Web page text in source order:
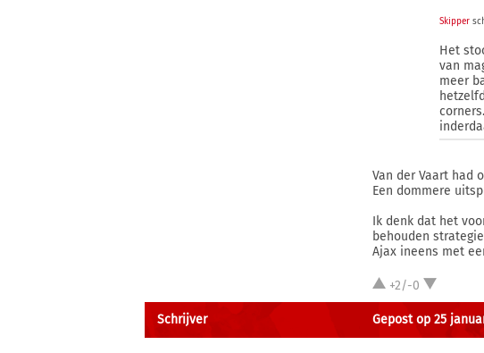
Skipper
Het
van
meer
Van der Vaart had
Een dommere
Ik denk dat het
behouden
Ajax ineens met
+2/-0
Schrijver Gepost op 25